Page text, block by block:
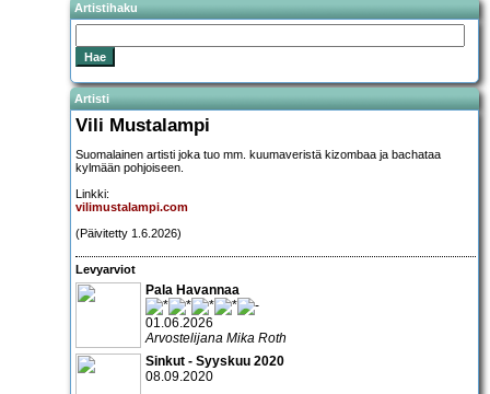
Artistihaku
Artisti
Vili Mustalampi
Suomalainen artisti joka tuo mm. kuumaveristä kizombaa ja bachataa
kylmään pohjoiseen.
Linkki:
vilimustalampi.com
(Päivitetty 1.6.2026)
Levyarviot
Pala Havannaa
01.06.2026
Arvostelijana Mika Roth
Sinkut - Syyskuu 2020
08.09.2020